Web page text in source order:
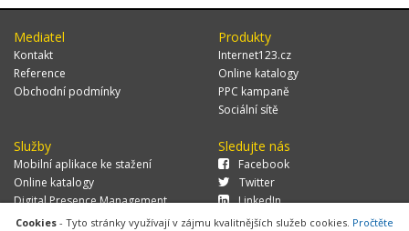
Mediatel
Kontakt
Reference
Obchodní podmínky
Produkty
Internet123.cz
Online katalogy
PPC kampaně
Sociální sítě
Služby
Mobilní aplikace ke stažení
Online katalogy
Digital Presence Management
Více zákazníků
Sledujte nás
Facebook
Twitter
LinkedIn
Cookies - Tyto stránky využívají v zájmu kvalitnějších služeb cookies. Pročtěte